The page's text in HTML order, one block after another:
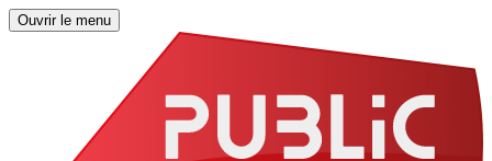
Ouvrir le menu